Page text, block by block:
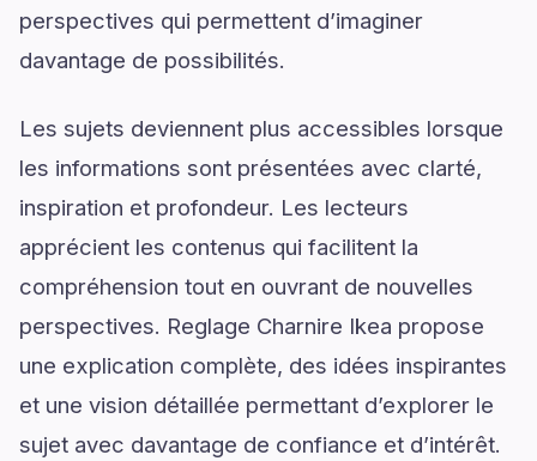
perspectives qui permettent d’imaginer
davantage de possibilités.
Les sujets deviennent plus accessibles lorsque
les informations sont présentées avec clarté,
inspiration et profondeur. Les lecteurs
apprécient les contenus qui facilitent la
compréhension tout en ouvrant de nouvelles
perspectives. Reglage Charnire Ikea propose
une explication complète, des idées inspirantes
et une vision détaillée permettant d’explorer le
sujet avec davantage de confiance et d’intérêt.